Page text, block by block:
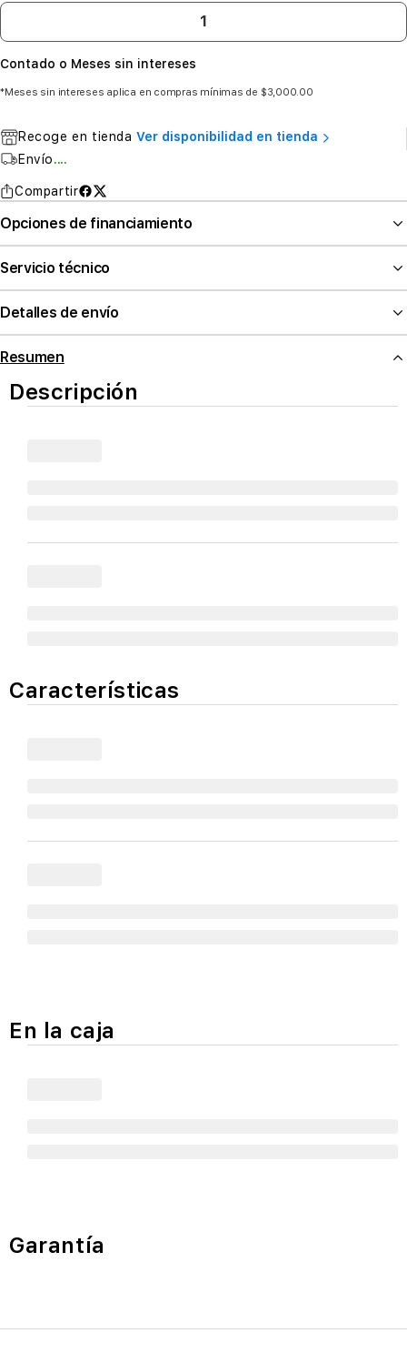
Contado o Meses sin intereses
*Meses sin intereses aplica en compras mínimas de $3,000.00
Recoge en tienda Ver disponibilidad en tienda
Envío....
Compartir
Opciones de financiamiento
Servicio técnico
Detalles de envío
Resumen
Descripción
Características
En la caja
Garantía